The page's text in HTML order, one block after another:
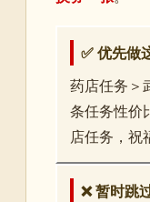
✅ 优先做
药店任务＞
条任务性价
店任务，祝
❌ 暂时跳